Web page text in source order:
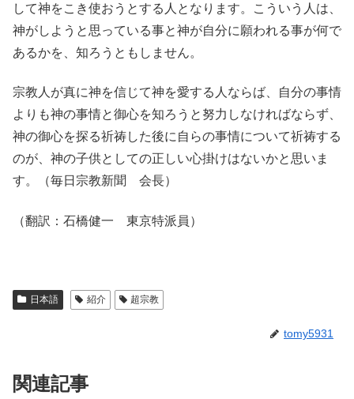
して神をこき使おうとする人となります。こういう人は、
神がしようと思っている事と神が自分に願われる事が何で
あるかを、知ろうともしません。
宗教人が真に神を信じて神を愛する人ならば、自分の事情
よりも神の事情と御心を知ろうと努力しなければならず、
神の御心を探る祈祷した後に自らの事情について祈祷する
のが、神の子供としての正しい心掛けはないかと思いま
す。（毎日宗教新聞 会長）
（翻訳：石橋健一 東京特派員）
日本語 紹介 超宗教
tomy5931
関連記事